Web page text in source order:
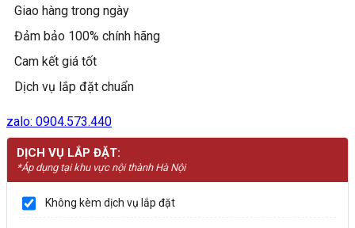
số
lượng
Giao hàng trong ngày
Đảm bảo 100% chính hãng
Cam kết giá tốt
Dịch vụ lắp đặt chuẩn
zalo: 0904.573.440
DỊCH VỤ LẮP ĐẶT:
*Áp dụng tại khu vực nội thành Hà Nội
Không kèm dịch vụ lắp đặt